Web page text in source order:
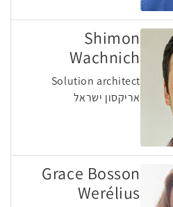
Shimon
Wachnich
Solution architect
אריקסון ישראל
Grace Bosson
Werélius